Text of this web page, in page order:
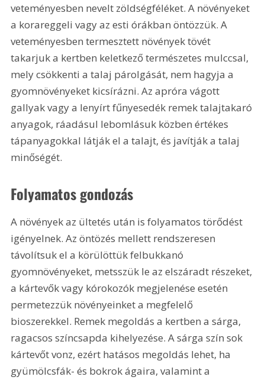
veteményesben nevelt zöldségféléket. A növényeket
a korareggeli vagy az esti órákban öntözzük. A
veteményesben termesztett növények tövét
takarjuk a kertben keletkező természetes mulccsal,
mely csökkenti a talaj párolgását, nem hagyja a
gyomnövényeket kicsírázni. Az apróra vágott
gallyak vagy a lenyírt fűnyesedék remek talajtakaró
anyagok, ráadásul lebomlásuk közben értékes
tápanyagokkal látják el a talajt, és javítják a talaj
minőségét.
Folyamatos gondozás
A növények az ültetés után is folyamatos törődést
igényelnek. Az öntözés mellett rendszeresen
távolítsuk el a körülöttük felbukkanó
gyomnövényeket, metsszük le az elszáradt részeket,
a kártevők vagy kórokozók megjelenése esetén
permetezzük növényeinket a megfelelő
bioszerekkel. Remek megoldás a kertben a sárga,
ragacsos színcsapda kihelyezése. A sárga szín sok
kártevőt vonz, ezért hatásos megoldás lehet, ha
gyümölcsfák- és bokrok ágaira, valamint a